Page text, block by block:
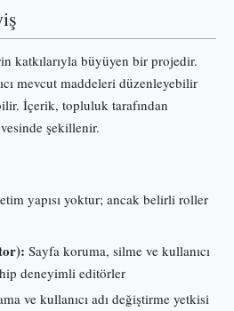
katkılarıyla büyüyen bir projedir.
mevcut maddeleri düzenleyebilir
İçerik, topluluk tarafından
şekillenir.
yapısı yoktur; ancak belirli roller
Sayfa koruma, silme ve kullanıcı
deneyimli editörler
ve kullanıcı adı değiştirme yetkisi